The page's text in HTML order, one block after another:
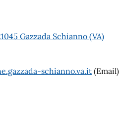
Gazzada Schianno (VA)
schianno.va.it (Email)